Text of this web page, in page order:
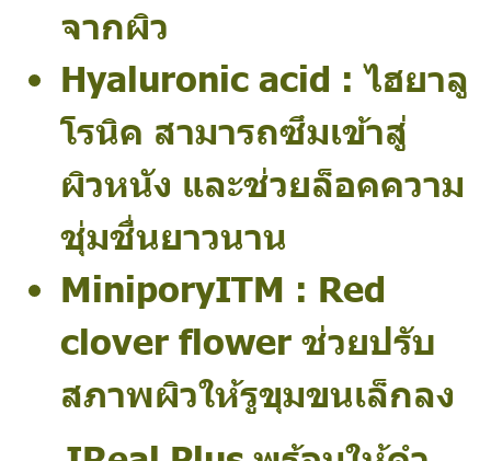
จากผิว
Hyaluronic acid : ไฮยาลู
โรนิค สามารถซึมเข้าสู่
ผิวหนัง และช่วยล็อคความ
ชุ่มชื่นยาวนาน
MiniporyITM : Red
clover flower ช่วยปรับ
สภาพผิวให้รูขุมขนเล็กลง